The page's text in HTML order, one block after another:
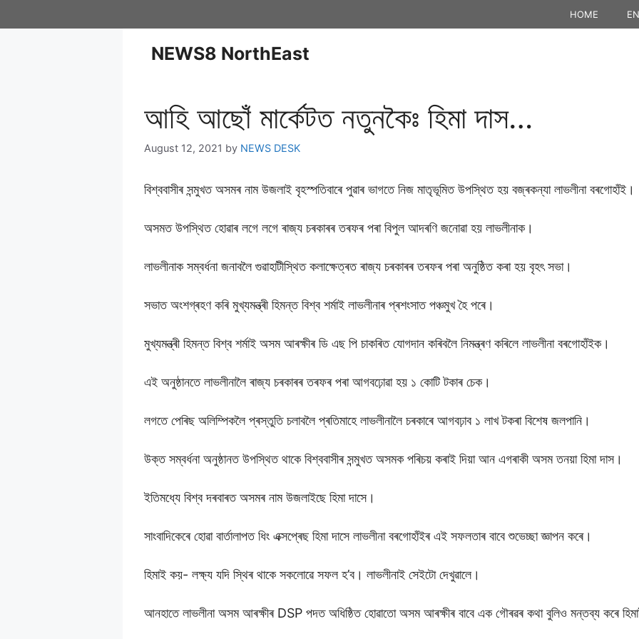
HOME
NEWS8 NorthEast
আহি আছোঁ মাৰ্কেটত নতুনকৈঃ হিমা দাস…
August 12, 2021 by NEWS DESK
বিশ্ববাসীৰ সন্মুখত অসমৰ নাম উজলাই বৃহস্পতিবাৰে পুৱাৰ ভাগতে নিজ মাতৃভূমিত উপস্থিত হয় বজ্ৰকন্যা লাভলীনা বৰগোহাঁই।
অসমত উপস্থিত হোৱাৰ লগে লগে ৰাজ্য চৰকাৰৰ তৰফৰ পৰা বিপুল আদৰণি জনোৱা হয় লাভলীনাক।
লাভলীনাক সম্বৰ্ধনা জনাবলৈ গুৱাহাটীস্থিত কলাক্ষেত্ৰত ৰাজ্য চৰকাৰৰ তৰফৰ পৰা অনুষ্ঠিত কৰা হয় বৃহৎ সভা।
সভাত অংশগ্ৰহণ কৰি মুখ্যমন্ত্ৰী হিমন্ত বিশ্ব শৰ্মাই লাভলীনাৰ প্ৰশংসাত পঞ্চমুখ হৈ পৰে।
মুখ্যমন্ত্ৰী হিমন্ত বিশ্ব শৰ্মাই অসম আৰক্ষীৰ ডি এছ পি চাকৰিত যোগদান কৰিবলৈ নিমন্ত্ৰণ কৰিলে লাভলীনা বৰগোহাঁইক।
এই অনুষ্ঠানতে লাভলীনালৈ ৰাজ্য চৰকাৰৰ তৰফৰ পৰা আগবঢ়োৱা হয় ১ কোটি টকাৰ চেক।
লগতে পেৰিছ অলিম্পিকলৈ প্ৰস্তুতি চলাবলৈ প্ৰতিমাহে লাভলীনালৈ চৰকাৰে আগবঢ়াব ১ লাখ টকৰা বিশেষ জলপানি।
উক্ত সম্বৰ্ধনা অনুষ্ঠানত উপস্থিত থাকে বিশ্ববাসীৰ সন্মুখত অসমক পৰিচয় কৰাই দিয়া আন এগৰাকী অসম তনয়া হিমা দাস।
ইতিমধ্যে বিশ্ব দৰবাৰত অসমৰ নাম উজলাইছে হিমা দাসে।
সাংবাদিকেৰে হোৱা বাৰ্তালাপত ধিং এক্সপ্ৰেছ হিমা দাসে লাভলীনা বৰগোহাঁইৰ এই সফলতাৰ বাবে শুভেচ্ছা জ্ঞাপন কৰে।
হিমাই কয়- লক্ষ্য যদি স্থিৰ থাকে সকলোৱে সফল হ’ব। লাভলীনাই সেইটো দেখুৱালে।
আনহাতে লাভলীনা অসম আৰক্ষীৰ DSP পদত অধিষ্ঠিত হোৱাতো অসম আৰক্ষীৰ বাবে এক গৌৰৱৰ কথা বুলিও মন্তব্য কৰে